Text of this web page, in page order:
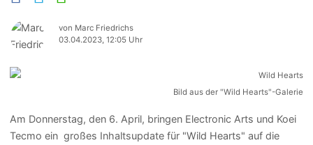
von Marc Friedrichs
03.04.2023, 12:05 Uhr
Bild aus der "Wild Hearts"-Galerie
Am Donnerstag, den 6. April, bringen Electronic Arts und Koei
Tecmo ein großes Inhaltsupdate für "Wild Hearts" auf die